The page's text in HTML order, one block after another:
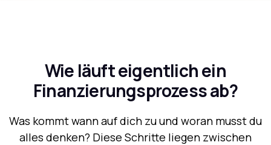
Wie läuft eigentlich ein
Finanzierungsprozess ab?
Was kommt wann auf dich zu und woran musst du
alles denken? Diese Schritte liegen zwischen